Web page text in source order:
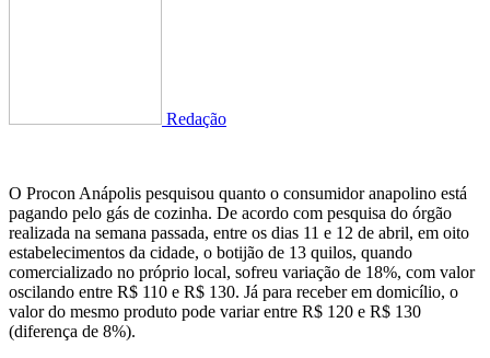
Redação
O Procon Anápolis pesquisou quanto o consumidor anapolino está
pagando pelo gás de cozinha. De acordo com pesquisa do órgão
realizada na semana passada, entre os dias 11 e 12 de abril, em oito
estabelecimentos da cidade, o botijão de 13 quilos, quando
comercializado no próprio local, sofreu variação de 18%, com valor
oscilando entre R$ 110 e R$ 130. Já para receber em domicílio, o
valor do mesmo produto pode variar entre R$ 120 e R$ 130
(diferença de 8%).